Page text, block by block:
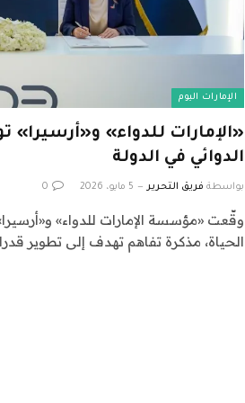
الإمارات اليوم
«الإمارات للدواء»
الدوائي في الدولة
بواسطة فريق التحرير 5 مايو، 2026 0
وقّعت «مؤسسة الإمارات للدواء»
الحياة، مذكرة تفاهم تهدف إلى تطوير